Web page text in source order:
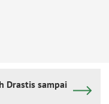
Drastis sampai